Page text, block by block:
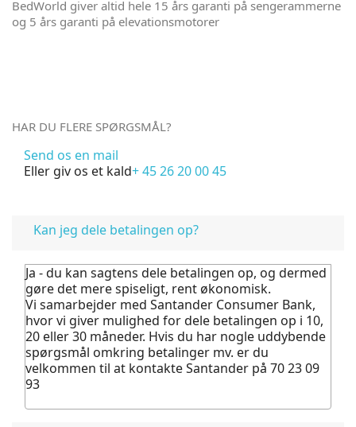
BedWorld giver altid hele 15 års garanti på sengerammerne
og 5 års garanti på elevationsmotorer
HAR DU FLERE SPØRGSMÅL?
Send os en mail
Eller giv os et kald+ 45 26 20 00 45
Kan jeg dele betalingen op?
Ja - du kan sagtens dele betalingen op, og dermed
gøre det mere spiseligt, rent økonomisk.
Vi samarbejder med Santander Consumer Bank,
hvor vi giver mulighed for dele betalingen op i 10,
20 eller 30 måneder. Hvis du har nogle uddybende
spørgsmål omkring betalinger mv. er du
velkommen til at kontakte Santander på 70 23 09
93